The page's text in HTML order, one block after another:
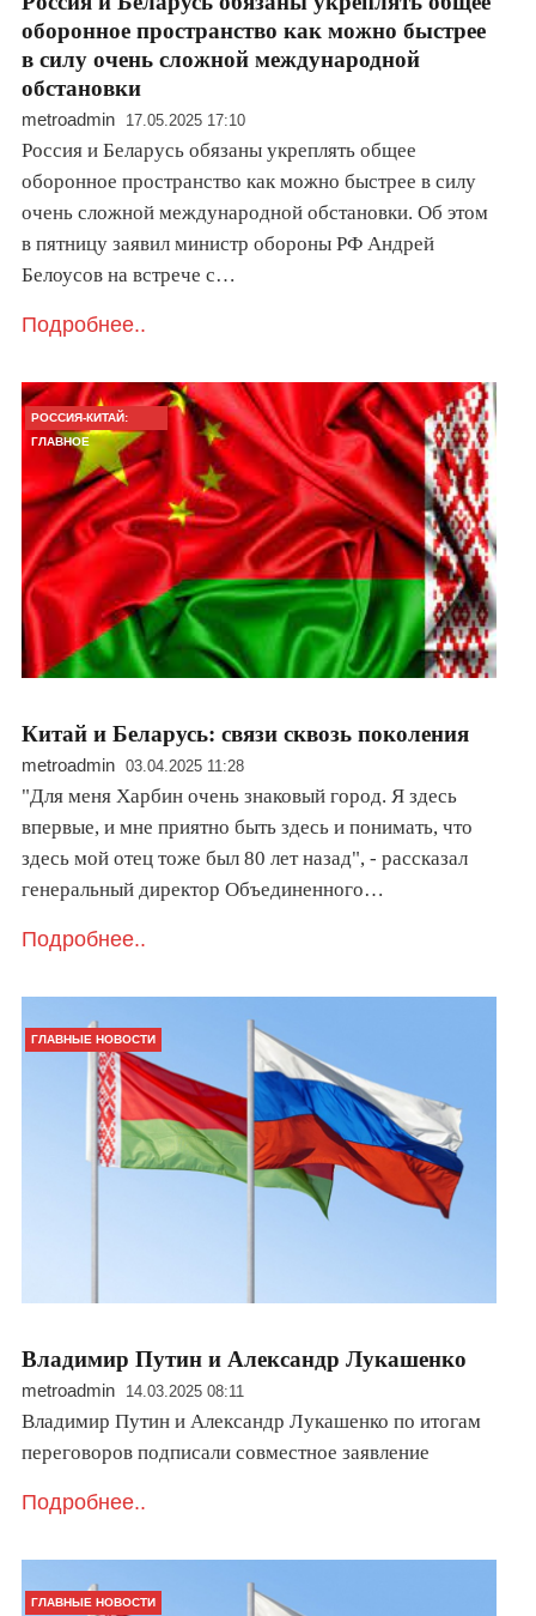
оборонное пространство как можно быстрее
в силу очень сложной международной
обстановки
metroadmin 17.05.2025 17:10
Россия и Беларусь обязаны укреплять общее
оборонное пространство как можно быстрее в силу
очень сложной международной обстановки. Об этом
в пятницу заявил министр обороны РФ Андрей
Белоусов на встрече с…
Подробнее..
РОССИЯ-КИТАЙ:
ГЛАВНОЕ
Китай и Беларусь: связи сквозь поколения
metroadmin 03.04.2025 11:28
"Для меня Харбин очень знаковый город. Я здесь
впервые, и мне приятно быть здесь и понимать, что
здесь мой отец тоже был 80 лет назад", - рассказал
генеральный директор Объединенного…
Подробнее..
ГЛАВНЫЕ НОВОСТИ
Владимир Путин и Александр Лукашенко
metroadmin 14.03.2025 08:11
Владимир Путин и Александр Лукашенко по итогам
переговоров подписали совместное заявление
Подробнее..
ГЛАВНЫЕ НОВОСТИ